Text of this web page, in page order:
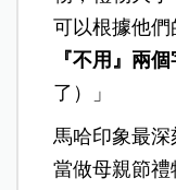
可以根據他
『不用』兩個
了）」
馬哈印象最深
當做母親節